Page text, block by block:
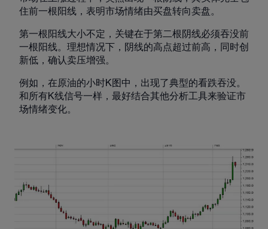
住前一根阳线，表明市场情绪由买盘转向卖盘。
第一根阳线大小不定，关键在于第二根阴线必须吞没前
一根阳线。理想情况下，阴线的高点超过前高，同时创
新低，确认卖压增强。
例如，在原油的小时K图中，出现了典型的看跌吞没。
和所有K线信号一样，最好结合其他分析工具来验证市
场情绪变化。